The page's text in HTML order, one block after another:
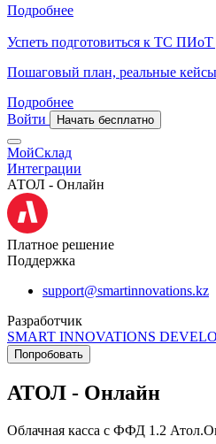
Подробнее
Успеть подготовиться к ТС
Пошаговый план, реальные
Подробнее
Войти
Начать бесплатно
МойСклад
Интеграции
АТОЛ - Онлайн
Платное решение
Поддержка
support@smartinnovations.kz
Разработчик
SMART INNOVATIONS
Попробовать
АТОЛ - Онлайн
Облачная касса с ФФД 1.2